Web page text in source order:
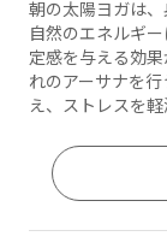
朝の太陽ヨガは
自然のエネルギ
定感を与える効
れのアーサナを
え、ストレスを軽